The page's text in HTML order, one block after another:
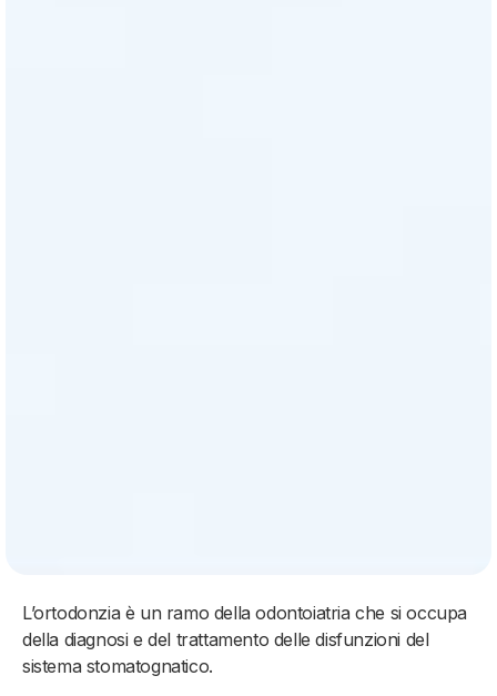
L’ortodonzia è un ramo della odontoiatria che si occupa
della diagnosi e del trattamento delle disfunzioni del
sistema stomatognatico.